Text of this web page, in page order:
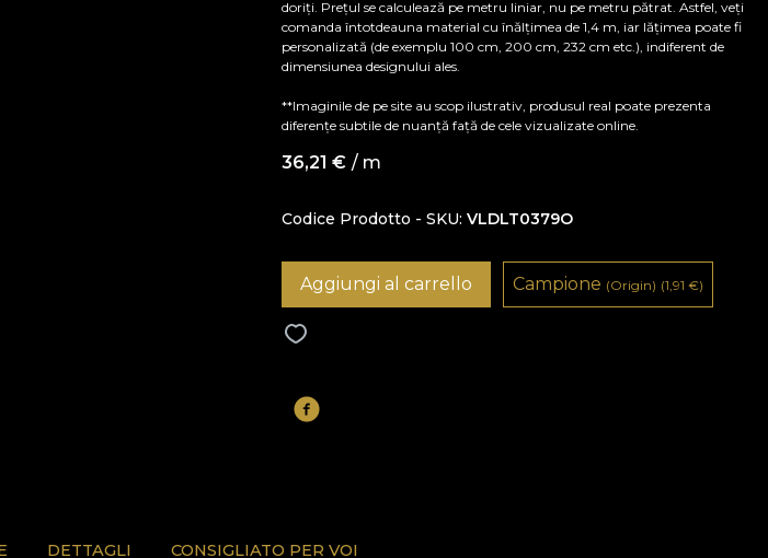
doriți. Prețul se calculează pe metru liniar, nu pe metru pătrat. Astfel, veți
comanda întotdeauna material cu înălțimea de 1,4 m, iar lățimea poate fi
personalizată (de exemplu 100 cm, 200 cm, 232 cm etc.), indiferent de
dimensiunea designului ales.
**Imaginile de pe site au scop ilustrativ, produsul real poate prezenta
diferențe subtile de nuanță față de cele vizualizate online.
36,21€ / m
Codice Prodotto - SKU VLDLT0379O
Aggiungi al carrello Campione (Origin) (1,91€)
DETTAGLI CONSIGLIATO PER VOI